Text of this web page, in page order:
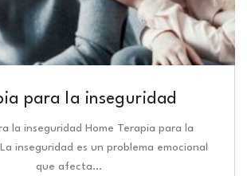
para la inseguridad
la inseguridad Home Terapia para la
inseguridad es un problema emocional
que afecta…